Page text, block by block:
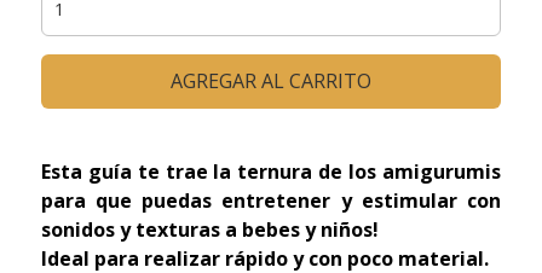
AGREGAR AL CARRITO
Esta guía te trae la ternura de los amigurumis
para que puedas entretener y estimular con
sonidos y texturas a bebes y niños!
Ideal para realizar rápido y con poco material.